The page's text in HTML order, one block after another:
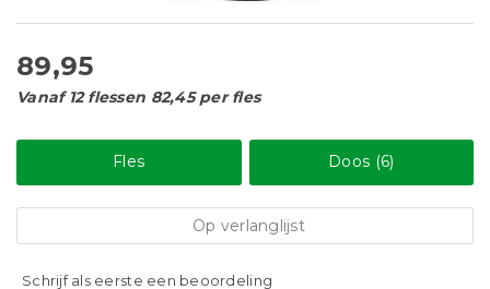
89,95
Vanaf 12 flessen 82,45 per fles
Fles Doos (6)
Op verlanglijst
Schrijf als eerste een beoordeling